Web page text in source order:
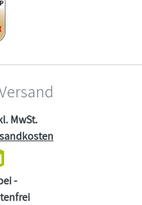
MwSt.
-